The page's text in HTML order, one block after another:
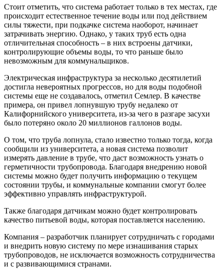
Стоит отметить, что система работает только в тех местах, где
происходит естественное течение воды или под действием
силы тяжести, при подкачке система наоборот, начинает
затрачивать энергию. Однако, у таких труб есть одна
отличительная способность – в них встроены датчики,
контролирующие объемы воды, то что раньше было
невозможным для коммунальщиков.
Электрическая инфраструктура за несколько десятилетий
достигла невероятных прогрессов, но для воды подобной
системы еще не создавалось, отметил Семлер. В качестве
примера, он привел лопнувшую трубу недалеко от
Калифорнийского университета, из-за чего в разгаре засухи
было потеряно около 20 миллионов галлонов воды.
О том, что труба лопнула, стало известно только тогда, когда
сообщили из университета, а новая система позволит
измерять давление в трубе, что даст возможность узнать о
герметичности трубопровода. Благодаря внедрению новой
системы можно будет получить информацию о текущем
состоянии трубы, и коммунальные компании смогут более
эффективно управлять инфраструктурой.
Также благодаря датчикам можно будет контролировать
качество питьевой воды, которая поставляется населению.
Компания – разработчик планирует сотрудничать с городами
и внедрить новую систему по мере изнашивания старых
трубопроводов, не исключается возможность сотрудничества
и с развивающимися странами.